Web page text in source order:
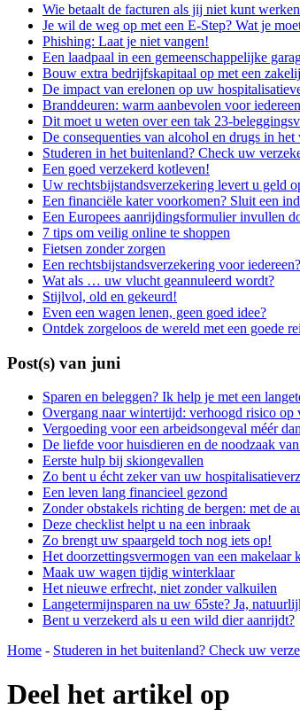
Wie betaalt de facturen als jij niet kunt
Je wil de weg op met een E-Step? Wat je
Phishing: Laat je niet vangen!
Een laadpaal in een gemeenschappelijke
Bouw extra bedrijfskapitaal op met een
De impact van erelonen op uw
Branddeuren: warm aanbevolen voor
Dit moet u weten over een tak 23-
De consequenties van alcohol en drugs in het
Studeren in het buitenland? Check uw
Een goed verzekerd kotleven!
Uw rechtsbijstandsverzekering levert u geld
Een financiële kater voorkomen? Sluit een
Een Europees aanrijdingsformulier invullen
7 tips om veilig online te shoppen
Fietsen zonder zorgen
Een rechtsbijstandsverzekering voor iedereen?
Wat als … uw vlucht geannuleerd wordt?
Stijlvol, old en gekeurd!
Even een wagen lenen, geen goed idee?
Ontdek zorgeloos de wereld met een goede
Post(s) van juni
Sparen en beleggen? Ik help je met een
Overgang naar wintertijd: verhoogd risico op
Vergoeding voor een arbeidsongeval méér
De liefde voor huisdieren en de noodzaak
Eerste hulp bij skiongevallen
Zo bent u écht zeker van uw
Een leven lang financieel gezond
Zonder obstakels richting de bergen: met de
Deze checklist helpt u na een inbraak
Zo brengt uw spaargeld toch nog iets op!
Het doorzettingsvermogen van een makelaar
Maak uw wagen tijdig winterklaar
Het nieuwe erfrecht, niet zonder valkuilen
Langetermijnsparen na uw 65ste? Ja,
Bent u verzekerd als u een wild dier aanrijdt?
Home - Studeren in het buitenland? Check uw
Deel het artikel op